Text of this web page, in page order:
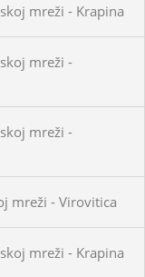
mreži - Krapina
mreži -
mreži -
mreži - Virovitica
mreži - Krapina